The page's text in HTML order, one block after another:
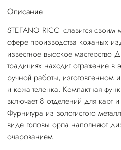
Описание
STEFANO RICCI славится
сфере производства кожаных
известное высокое мастерство
традициях находит отражение
ручной работы, изготовленном
и кожа теленка. Компактная
включает 8 отделений для карт
Фурнитура из золотистого
виде головы орла наполняют
очарованием.